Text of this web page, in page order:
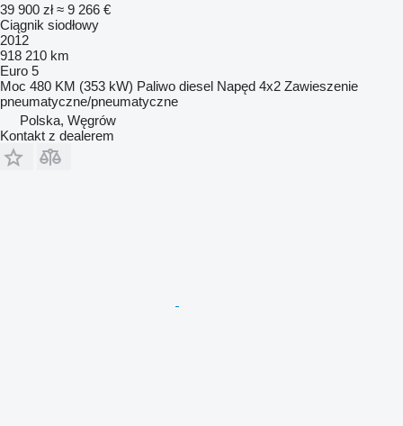
39 900 zł ≈ 9 266 €
Ciągnik siodłowy
2012
918 210 km
Euro 5
Moc 480 KM (353 kW) Paliwo diesel Napęd 4x2 Zawieszenie
pneumatyczne/pneumatyczne
Polska, Węgrów
Kontakt z dealerem